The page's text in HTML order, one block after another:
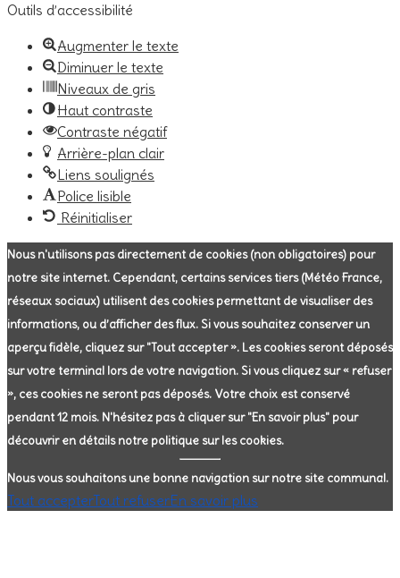
Outils d’accessibilité
Augmenter le texte
Diminuer le texte
Niveaux de gris
Haut contraste
Contraste négatif
Arrière-plan clair
Liens soulignés
Police lisible
Réinitialiser
Nous n'utilisons pas directement de cookies (non obligatoires) pour
notre site internet. Cependant, certains services tiers (Météo France,
réseaux sociaux) utilisent des cookies permettant de visualiser des
informations, ou d’afficher des flux. Si vous souhaitez conserver un
aperçu fidèle, cliquez sur "Tout accepter ». Les cookies seront déposés
sur votre terminal lors de votre navigation. Si vous cliquez sur « refuser
», ces cookies ne seront pas déposés. Votre choix est conservé
pendant 12 mois. N'hésitez pas à cliquer sur "En savoir plus" pour
découvrir en détails notre politique sur les cookies.
Nous vous souhaitons une bonne navigation sur notre site communal.
Tout accepterTout refuserEn savoir plus